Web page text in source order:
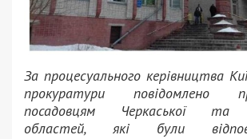
За процесуального керівництва
прокуратури повідомлено
посадовцям Черкаської та
областей, які були